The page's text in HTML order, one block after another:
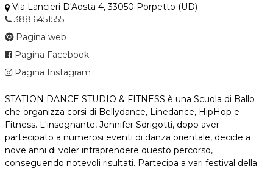
Via Lancieri D'Aosta 4, 33050 Porpetto (UD)
388.6451555
Pagina web
Pagina Facebook
Pagina Instagram
STATION DANCE STUDIO & FITNESS è una Scuola di Ballo
che organizza corsi di Bellydance, Linedance, HipHop e
Fitness. L'insegnante, Jennifer Sdrigotti, dopo aver
partecipato a numerosi eventi di danza orientale, decide a
nove anni di voler intraprendere questo percorso,
conseguendo notevoli risultati. Partecipa a vari festival della